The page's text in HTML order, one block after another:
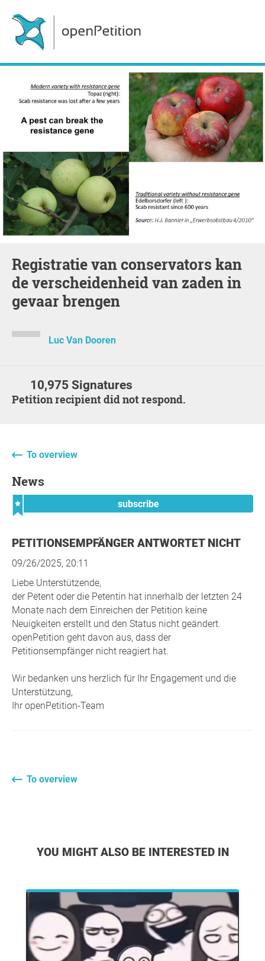
Registratie van conservators kan
de verscheidenheid van zaden in
gevaar brengen
Luc Van Dooren
10,975 Signatures
Petition recipient did not respond.
To overview
News
subscribe
PETITIONSEMPFÄNGER ANTWORTET NICHT
09/26/2025, 20:11
Liebe Unterstützende,
der Petent oder die Petentin hat innerhalb der letzten 24
Monate nach dem Einreichen der Petition keine
Neuigkeiten erstellt und den Status nicht geändert.
openPetition geht davon aus, dass der
Petitionsempfänger nicht reagiert hat.
Wir bedanken uns herzlich für Ihr Engagement und die
Unterstützung,
Ihr openPetition-Team
To overview
YOU MIGHT ALSO BE INTERESTED IN